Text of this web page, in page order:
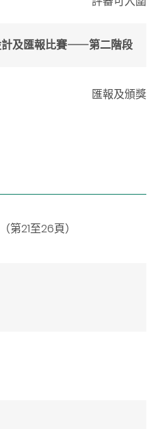
計及匯報比賽⸺第二階段
匯報及頒獎
21至26頁）